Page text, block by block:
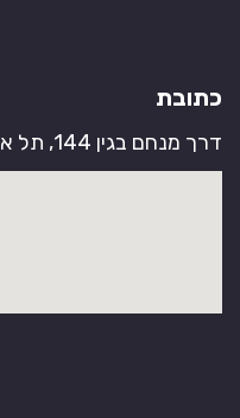
כתובת
דרך מנחם בגין 144, תל אביב 6492102